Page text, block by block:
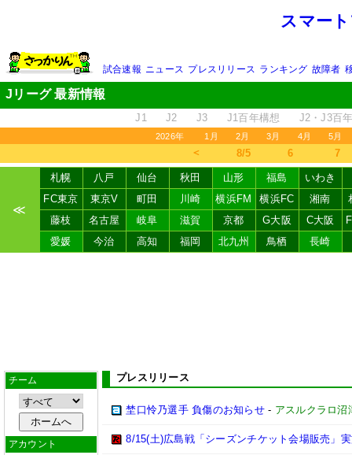
スマー
試合速報 ニュース プレスリリース ランキング 故障者
Jリーグ 最新情報
J1 J2 J3 J1百年構想 J2・J3百
2026年 1月 2月 3月 4月 5月
＜ 8/5 6 7
≪
札幌 八戸 仙台 秋田 山形 福島
いわき
FC東京
東京V 町田 川崎 横浜FM 横浜FC 湘南
藤枝
名古屋 岐阜 滋賀 京都 G大阪 C大阪
愛媛
今治 高知 福岡 北九州 鳥栖 長崎
チーム
アカウント
プレスリリース
埜口怜乃選手 負傷のお知らせ - アスルクラロ沼
8/15(土)広島戦「シーズンチケット会場販売」